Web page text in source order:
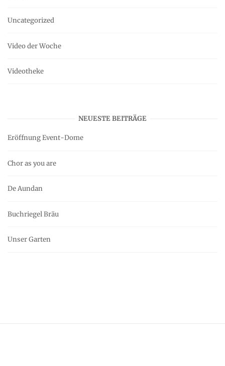
Uncategorized
Video der Woche
Videotheke
NEUESTE BEITRÄGE
Eröffnung Event-Dome
Chor as you are
De Aundan
Buchriegel Bräu
Unser Garten